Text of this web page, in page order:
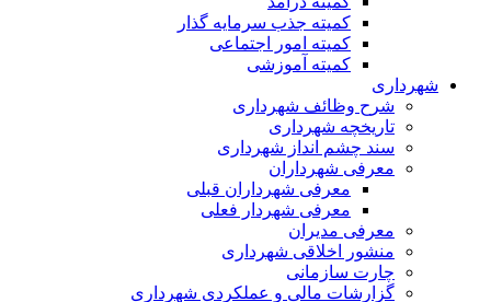
کمیته جذب سرمایه گذار
کمیته امور اجتماعی
کمیته آموزشی
شهرداری
شرح وظائف شهرداری
تاریخچه شهرداری
سند چشم انداز شهرداری
معرفی شهرداران
معرفی شهرداران قبلی
معرفی شهردار فعلی
معرفی مدیران
منشور اخلاقی شهرداری
چارت سازمانی
گزارشات مالی و عملکردی شهرداری